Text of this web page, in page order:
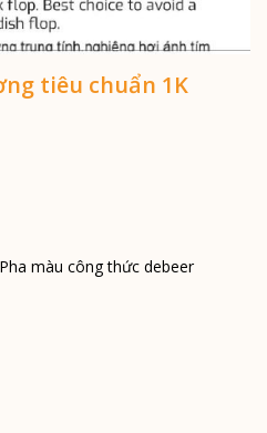
tiêu chuẩn 1K
màu công thức debeer